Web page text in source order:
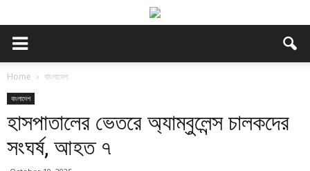
Home বাংলাদেশ
বাংলাদেশ
হাসপাতালের ভেতরে অ্যাম্বুলেন্স চালকদের
সংঘর্ষ, আহত ৭